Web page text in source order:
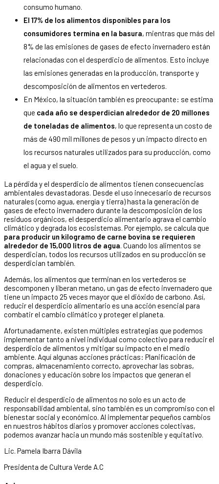
consumo humano.
El 17% de los alimentos disponibles para los
consumidores termina en la basura, mientras que más del
8% de las emisiones de gases de efecto invernadero están
relacionadas con el desperdicio de alimentos. Esto incluye
las emisiones generadas en la producción, transporte y
descomposición de alimentos en vertederos.
En México, la situación también es preocupante: se estima
que cada año se desperdician alrededor de 20 millones
de toneladas de alimentos, lo que representa un costo de
más de 490 mil millones de pesos y un impacto directo en
los recursos naturales utilizados para su producción, como
el agua y el suelo.
La pérdida y el desperdicio de alimentos tienen consecuencias
ambientales devastadoras. Desde el uso innecesario de recursos
naturales (como agua, energía y tierra) hasta la generación de
gases de efecto invernadero durante la descomposición de los
residuos orgánicos, el desperdicio alimentario agrava el cambio
climático y degrada los ecosistemas. Por ejemplo, se calcula que
para producir un kilogramo de carne bovina se requieren
alrededor de 15,000 litros de agua. Cuando los alimentos se
desperdician, todos los recursos utilizados en su producción se
desperdician también.
Además, los alimentos que terminan en los vertederos se
descomponen y liberan metano, un gas de efecto invernadero que
tiene un impacto 25 veces mayor que el dióxido de carbono. Así,
reducir el desperdicio alimentario es una acción esencial para
combatir el cambio climático y proteger el planeta.
Afortunadamente, existen múltiples estrategias que podemos
implementar tanto a nivel individual como colectivo para reducir el
desperdicio de alimentos y mitigar su impacto en el medio
ambiente. Aquí algunas acciones prácticas: Planificación de
compras, almacenamiento correcto, aprovechar las sobras,
donaciones y educación sobre los impactos que generan el
desperdicio.
Reducir el desperdicio de alimentos no solo es un acto de
responsabilidad ambiental, sino también es un compromiso con el
bienestar social y económico. Al implementar pequeños cambios
en nuestros hábitos diarios y promover acciones colectivas,
podemos avanzar hacia un mundo más sostenible y equitativo.
Lic. Pamela Ibarra Dávila
Presidenta de Cultura Verde A.C